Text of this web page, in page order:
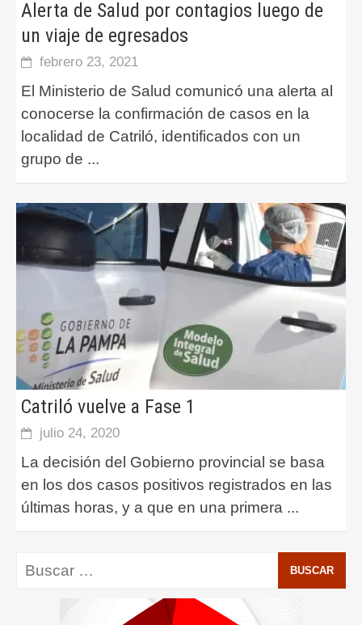
Alerta de Salud por contagios luego de
un viaje de egresados
febrero 23, 2021
El Ministerio de Salud comunicó una alerta al
conocerse la confirmación de casos en la
localidad de Catriló, identificados con un
grupo de ...
Catriló vuelve a Fase 1
julio 24, 2020
La decisión del Gobierno provincial se basa
en los dos casos positivos registrados en las
últimas horas, y a que en una primera ...
Buscar: